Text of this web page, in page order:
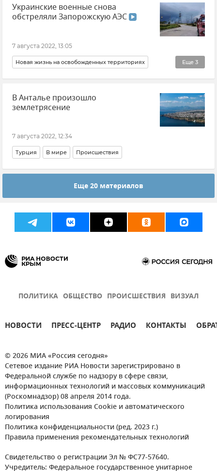
Украинские военные снова
обстреляли Запорожскую АЭС
7 августа 2022, 13:05
Еще 3
Новая жизнь на освобожденных территориях
Запорожская область Происшествия
ВСУ (Вооруженные силы Украины)
В Анталье произошло
землетрясение
7 августа 2022, 12:34
Турция В мире Происшествия
Еще 20 материалов
ПОЛИТИКА ОБЩЕСТВО ПРОИСШЕСТВИЯ ВИЗУАЛ
НОВОСТИ ПРЕСС-ЦЕНТР РАДИО КОНТАКТЫ
© 2026 МИА «Россия сегодня»
Сетевое издание РИА Новости зарегистрировано в
Федеральной службе по надзору в сфере связи,
информационных технологий и массовых коммуникаций
(Роскомнадзор) 08 апреля 2014 года.
Политика использования Cookie и автоматического
логирования
Политика конфиденциальности (ред. 2023 г.)
Правила применения рекомендательных технологий
Свидетельство о регистрации Эл № ФС77-57640.
Учредитель: Федеральное государственное унитарное